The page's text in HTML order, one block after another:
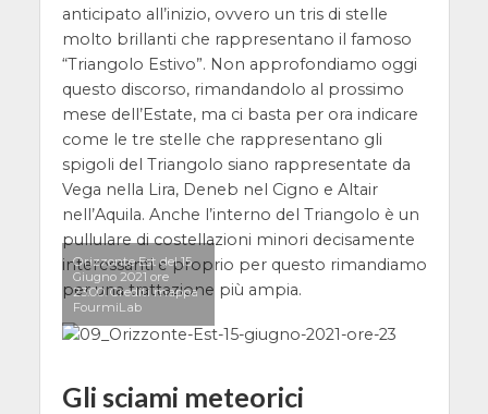
anticipato all’inizio, ovvero un tris di stelle
molto brillanti che rappresentano il famoso
“Triangolo Estivo”. Non approfondiamo oggi
questo discorso, rimandandolo al prossimo
mese dell’Estate, ma ci basta per ora indicare
come le tre stelle che rappresentano gli
spigoli del Triangolo siano rappresentate da
Vega nella Lira, Deneb nel Cigno e Altair
nell’Aquila. Anche l’interno del Triangolo è un
pullulare di costellazioni minori decisamente
interessanti e proprio per questo rimandiamo
per una trattazione più ampia.
Orizzonte Est del 15
Giugno 2021 ore
23:00. Crediti mappa
FourmiLab
Gli sciami meteorici